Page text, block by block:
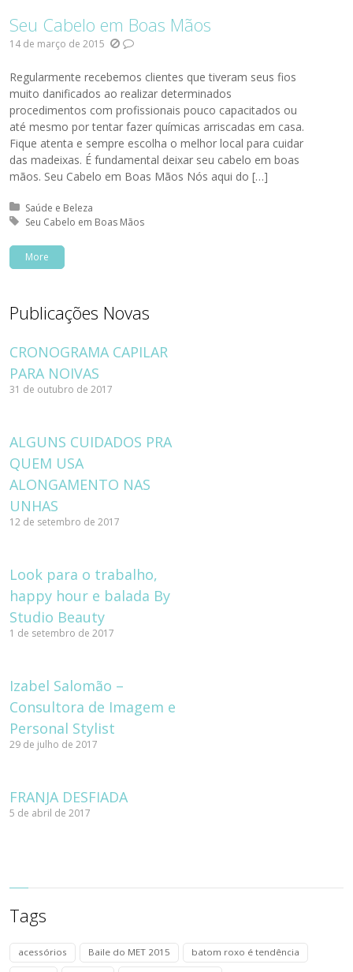
Seu Cabelo em Boas Mãos
14 de março de 2015
Regularmente recebemos clientes que tiveram seus fios
muito danificados ao realizar determinados
procedimentos com profissionais pouco capacitados ou
até mesmo por tentar fazer químicas arriscadas em casa.
Fique atenta e sempre escolha o melhor local para cuidar
das madeixas. É fundamental deixar seu cabelo em boas
mãos. Seu Cabelo em Boas Mãos Nós aqui do […]
Posted in:
Saúde e Beleza
Tagged with:
Seu Cabelo em Boas Mãos
More
Publicações Novas
CRONOGRAMA CAPILAR
PARA NOIVAS
31 de outubro de 2017
ALGUNS CUIDADOS PRA
QUEM USA
ALONGAMENTO NAS
UNHAS
12 de setembro de 2017
Look para o trabalho,
happy hour e balada By
Studio Beauty
1 de setembro de 2017
Izabel Salomão –
Consultora de Imagem e
Personal Stylist
29 de julho de 2017
FRANJA DESFIADA
5 de abril de 2017
Tags
acessórios Baile do MET 2015
batom roxo é tendência